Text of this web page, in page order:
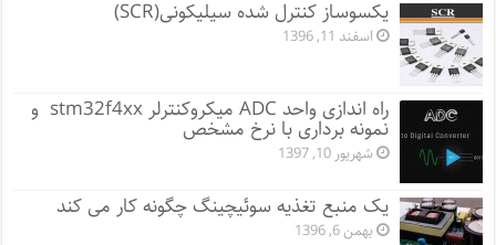
یکسوساز کنترل شده سیلیکونی(SCR)
اسفند 11, 1396
راه اندازی واحد ADC میکروکنترلر stm32f4xx و
نمونه برداری با نرخ مشخص
شهریور 10, 1397
یک منبع تغذیه سوئیچینگ چگونه کار می کند
بهمن 6, 1396